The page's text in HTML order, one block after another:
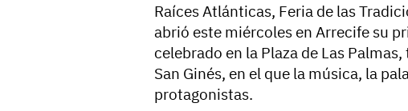
Raíces Atlánticas, Feria de las
abrió este miércoles en Arrecife su
celebrado en la Plaza de Las
San Ginés, en el que la música, la
protagonistas.